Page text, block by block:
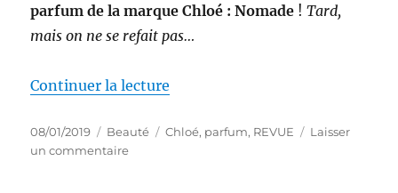
parfum de la marque Chloé : Nomade !Tard,
mais on ne se refait pas…
Continuer la lecture
Publié
le
08/01/2019 Catégories
Beauté Étiquettes
Chloé, parfum, REVUE
Laisser
un commentairesur